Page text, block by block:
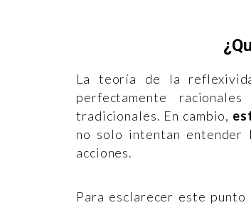
La teoría de la
perfectamente
tradicionales. En cambio,
no solo intentan entender
acciones.
Para esclarecer este